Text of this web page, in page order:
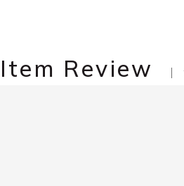
Item Review